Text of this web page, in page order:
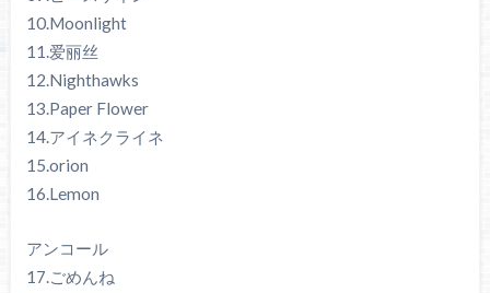
10.Moonlight
11.爱丽丝
12.Nighthawks
13.Paper Flower
14.アイネクライネ
15.orion
16.Lemon
アンコール
17.ごめんね